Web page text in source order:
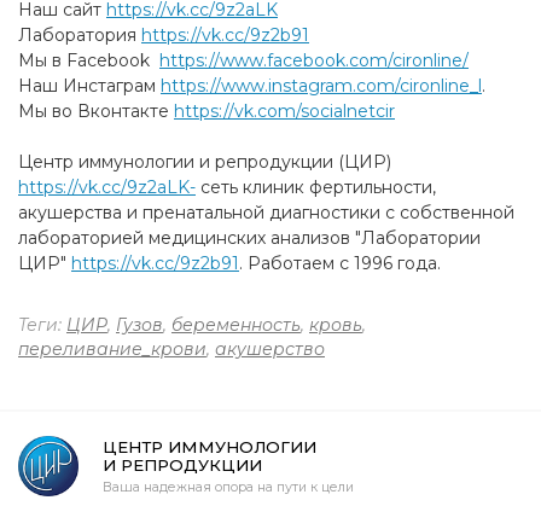
Наш сайт https://vk.cc/9z2aLK
Лаборатория https://vk.cc/9z2b91
Мы в Facebook https://www.facebook.com/cironline/
Наш Инстаграм https://www.instagram.com/cironline_l.
Мы во Вконтакте https://vk.com/socialnetcir
Центр иммунологии и репродукции (ЦИР)
https://vk.cc/9z2aLK- cеть клиник фертильности,
акушерства и пренатальной диагностики с собственной
лабораторией медицинских анализов "Лаборатории
ЦИР" https://vk.cc/9z2b91. Работаем с 1996 года.
Теги: ЦИР, Гузов, беременность, кровь,
переливание_крови, акушерство
ЦЕНТР ИММУНОЛОГИИ
И РЕПРОДУКЦИИ
Ваша надежная опора на пути к цели